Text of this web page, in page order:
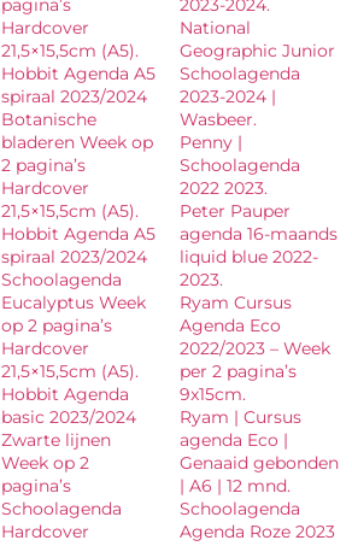
pagina’s
Hardcover
21,5×15,5cm (A5).
Hobbit Agenda A5
spiraal 2023/2024
Botanische
bladeren Week op
2 pagina’s
Hardcover
21,5×15,5cm (A5).
Hobbit Agenda A5
spiraal 2023/2024
Schoolagenda
Eucalyptus Week
op 2 pagina’s
Hardcover
21,5×15,5cm (A5).
Hobbit Agenda
basic 2023/2024
Zwarte lijnen
Week op 2
pagina’s
Schoolagenda
Hardcover
2023-2024.
National
Geographic Junior
Schoolagenda
2023-2024 |
Wasbeer.
Penny |
Schoolagenda
2022 2023.
Peter Pauper
agenda 16-maands
liquid blue 2022-
2023.
Ryam Cursus
Agenda Eco
2022/2023 – Week
per 2 pagina’s
9x15cm.
Ryam | Cursus
agenda Eco |
Genaaid gebonden
| A6 | 12 mnd.
Schoolagenda
Agenda Roze 2023